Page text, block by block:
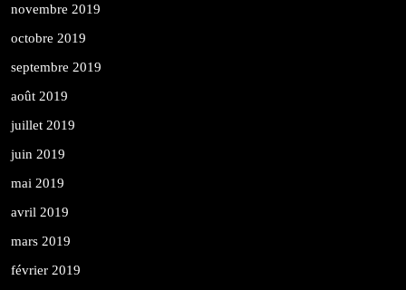
novembre 2019
octobre 2019
septembre 2019
août 2019
juillet 2019
juin 2019
mai 2019
avril 2019
mars 2019
février 2019